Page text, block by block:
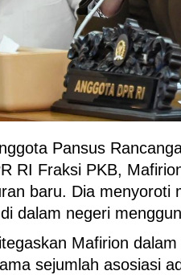
Pansus
RI Fraksi PKB,
baru. Dia menyoroti
dalam negeri
Mafirion
sejumlah asosiasi